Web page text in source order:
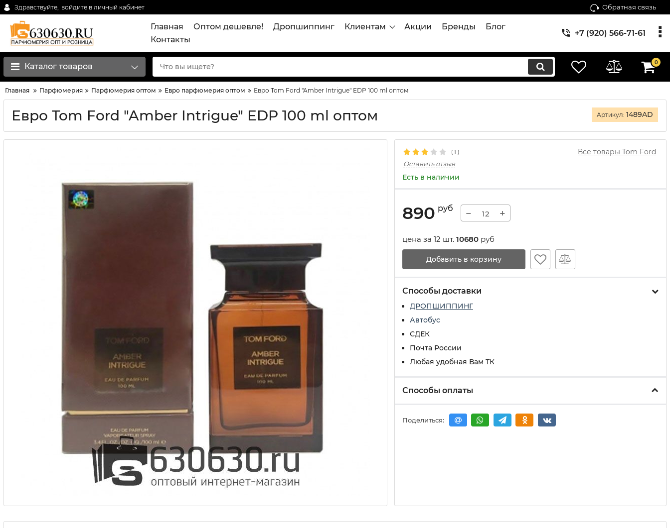
Здравствуйте, войдите в личный кабинет Обратная связь
Главная Оптом дешевле! Дропшиппинг Клиентам Акции Бренды
Блог
Контакты
+7 (920) 566-71-61
Каталог товаров 0
Главная Парфюмерия Парфюмерия оптом Евро парфюмерия оптом Евро Tom Ford "Amber Intrigue" EDP 100 ml оптом
Евро Tom Ford "Amber Intrigue" EDP 100 ml оптом Артикул: 1489AD
( 1 ) Все товары Tom Ford
Оставить отзыв
Есть в наличии
890 руб − +
цена за 12 шт. 10680 руб
Добавить в корзину
Способы доставки
ДРОПШИППИНГ
Автобус
СДЕК
Почта России
Любая удобная Вам ТК
Способы оплаты
Поделиться: